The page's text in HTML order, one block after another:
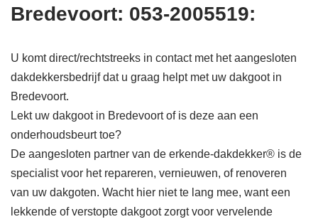
Bredevoort: 053-2005519:
U komt direct/rechtstreeks in contact met het aangesloten
dakdekkersbedrijf dat u graag helpt met uw dakgoot in
Bredevoort.
Lekt uw dakgoot in Bredevoort of is deze aan een
onderhoudsbeurt toe?
De aangesloten partner van de erkende-dakdekker® is de
specialist voor het repareren, vernieuwen, of renoveren
van uw dakgoten. Wacht hier niet te lang mee, want een
lekkende of verstopte dakgoot zorgt voor vervelende